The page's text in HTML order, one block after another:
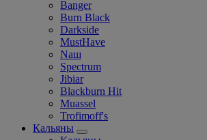
Banger
Burn Black
Darkside
MustHave
Nаш
Spectrum
Jibiar
Blackburn Hit
Muassel
Trofimoff's
Кальяны